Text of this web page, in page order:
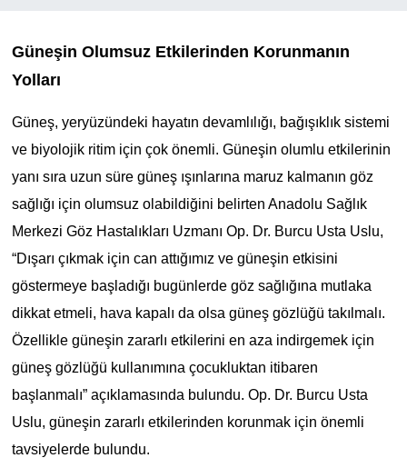
Güneşin Olumsuz Etkilerinden Korunmanın
Yolları
Güneş, yeryüzündeki hayatın devamlılığı, bağışıklık sistemi
ve biyolojik ritim için çok önemli. Güneşin olumlu etkilerinin
yanı sıra uzun süre güneş ışınlarına maruz kalmanın göz
sağlığı için olumsuz olabildiğini belirten Anadolu Sağlık
Merkezi Göz Hastalıkları Uzmanı Op. Dr. Burcu Usta Uslu,
“Dışarı çıkmak için can attığımız ve güneşin etkisini
göstermeye başladığı bugünlerde göz sağlığına mutlaka
dikkat etmeli, hava kapalı da olsa güneş gözlüğü takılmalı.
Özellikle güneşin zararlı etkilerini en aza indirgemek için
güneş gözlüğü kullanımına çocukluktan itibaren
başlanmalı” açıklamasında bulundu. Op. Dr. Burcu Usta
Uslu, güneşin zararlı etkilerinden korunmak için önemli
tavsiyelerde bulundu.